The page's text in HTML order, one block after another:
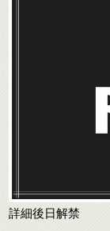
詳細後日解禁